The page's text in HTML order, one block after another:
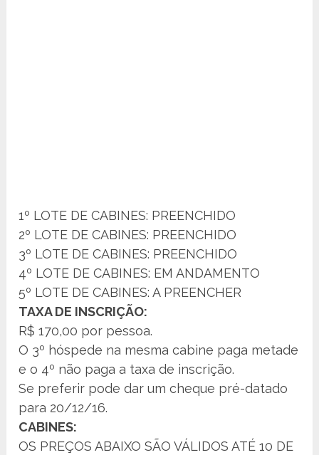
1º LOTE DE CABINES: PREENCHIDO
2º LOTE DE CABINES: PREENCHIDO
3º LOTE DE CABINES: PREENCHIDO
4º LOTE DE CABINES: EM ANDAMENTO
5º LOTE DE CABINES: A PREENCHER
TAXA DE INSCRIÇÃO:
R$ 170,00 por pessoa.
O 3º hóspede na mesma cabine paga metade
e o 4º não paga a taxa de inscrição.
Se preferir pode dar um cheque pré-datado
para 20/12/16.
CABINES:
OS PREÇOS ABAIXO SÃO VÁLIDOS ATÉ 10 DE